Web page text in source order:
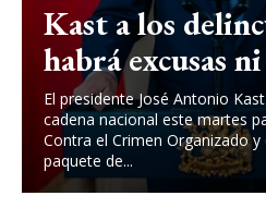
Kast a los
habrá excusas
El presidente José Antonio
cadena nacional este martes
Contra el Crimen Organizado
paquete de...